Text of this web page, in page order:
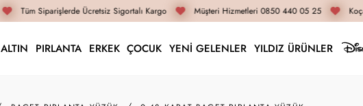
Tüm Siparişlerde Ücretsiz Sigortalı Kargo Müşteri Hizmetleri 0850 440 05 25
ALTIN PIRLANTA ERKEK ÇOCUK YENİ GELENLER YILDIZ ÜRÜNLER